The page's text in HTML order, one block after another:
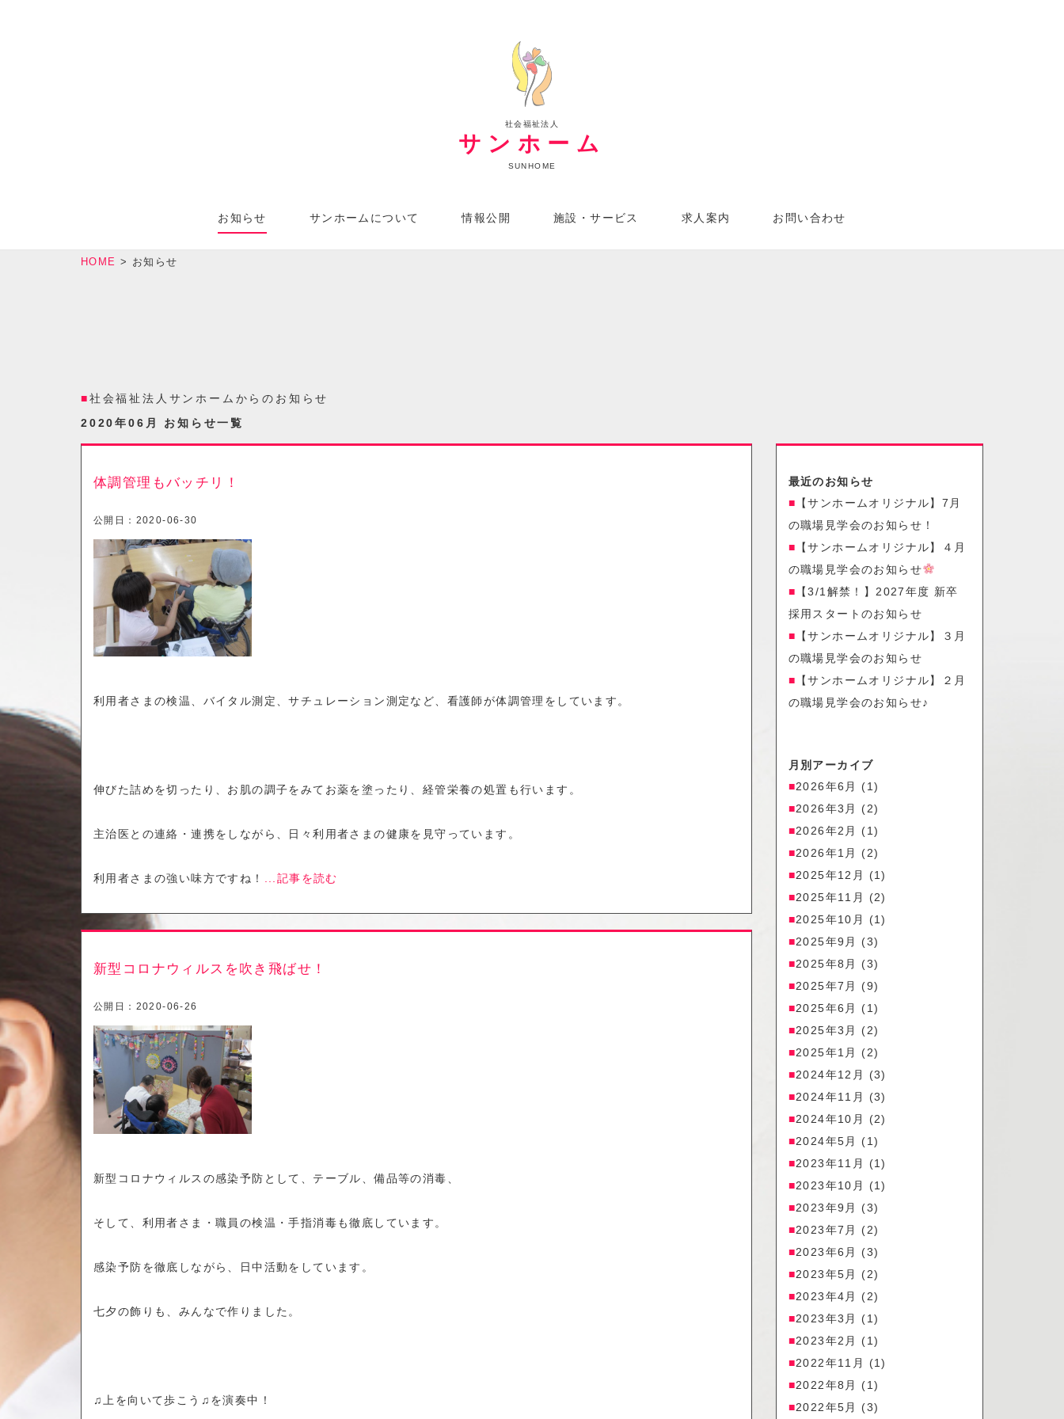
社会福祉法人
サンホーム
SUNHOME
お知らせ サンホームについて 情報公開 施設・サービス 求人案内 お問い合わせ
HOME > お知らせ
社会福祉法人サンホームからのお知らせ
2020年06月 お知らせ一覧
体調管理もバッチリ！
公開日： 2020-06-30
利用者さまの検温、バイタル測定、サチュレーション測定など、看護師が体調管理をしています。
伸びた詰めを切ったり、お肌の調子をみてお薬を塗ったり、経管栄養の処置も行います。
主治医との連絡・連携をしながら、日々利用者さまの健康を見守っています。
利用者さまの強い味方ですね！ ...記事を読む
新型コロナウィルスを吹き飛ばせ！
公開日： 2020-06-26
新型コロナウィルスの感染予防として、テーブル、備品等の消毒、
そして、利用者さま・職員の検温・手指消毒も徹底しています。
感染予防を徹底しながら、日中活動をしています。
七夕の飾りも、みんなで作りました。
♫上を向いて歩こう♫を演奏中！
最近のお知らせ
【サンホームオリジナル】7月
の職場見学会のお知らせ！
【サンホームオリジナル】４月
の職場見学会のお知らせ
【3/1解禁！】2027年度 新卒
採用スタートのお知らせ
【サンホームオリジナル】３月
の職場見学会のお知らせ
【サンホームオリジナル】２月
の職場見学会のお知らせ♪
月別アーカイブ
2026年6月
(1)
2026年3月
(2)
2026年2月
(1)
2026年1月
(2)
2025年12月
(1)
2025年11月
(2)
2025年10月
(1)
2025年9月
(3)
2025年8月
(3)
2025年7月
(9)
2025年6月
(1)
2025年3月
(2)
2025年1月
(2)
2024年12月
(3)
2024年11月
(3)
2024年10月
(2)
2024年5月
(1)
2023年11月
(1)
2023年10月
(1)
2023年9月
(3)
2023年7月
(2)
2023年6月
(3)
2023年5月
(2)
2023年4月
(2)
2023年3月
(1)
2023年2月
(1)
2022年11月
(1)
2022年8月
(1)
2022年5月
(3)